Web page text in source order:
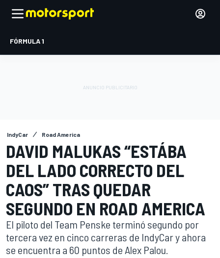
FÓRMULA 1
IndyCar Road America
DAVID MALUKAS “ESTÁBA
DEL LADO CORRECTO DEL
CAOS” TRAS QUEDAR
SEGUNDO EN ROAD AMERICA
El piloto del Team Penske terminó segundo por
tercera vez en cinco carreras de IndyCar y ahora
se encuentra a 60 puntos de Alex Palou.